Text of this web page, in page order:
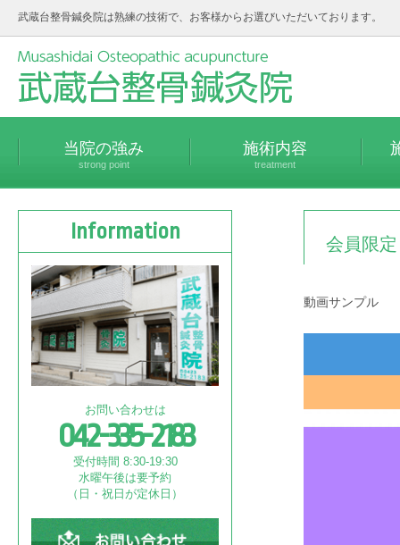
武蔵台整骨鍼灸院は熟練の技術で、お客様からお選びいただいております。
当院の強み
strong point
施術内容
treatment
会員限
動画サンプル
Information
お問い合わせは
042-335-2183
受付時間 8:30-19:30
水曜午後は要予約
（日・祝日が定休日）